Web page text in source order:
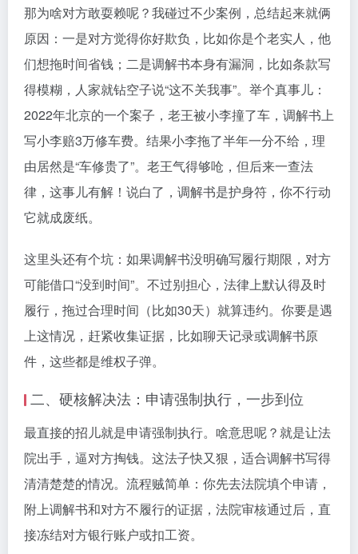
那为啥对方敢耍赖呢？我碰过不少案例，总结起来就俩
原因：一是对方觉得你好欺负，比如你是个老实人，他
们想拖时间省钱；二是调解书本身有漏洞，比如条款写
得模糊，人家就钻空子说“这不关我事”。举个真事儿：
2022年北京的一个案子，老王被小李撞了车，调解书上
写小李赔3万修车费。结果小李拖了半年一分不给，理
由居然是“车修贵了”。老王气得够呛，但后来一查法
律，这事儿有解！说白了，调解书是护身符，你不行动
它就成废纸。
这里头还有个坑：如果调解书没明确写履行期限，对方
可能借口“没到时间”。不过别担心，法律上默认得及时
履行，拖过合理时间（比如30天）就算违约。你要是遇
上这情况，赶紧收集证据，比如聊天记录或调解书原
件，这些都是维权子弹。
二、硬核解决法：申请强制执行，一步到位
最直接的招儿就是申请强制执行。啥意思呢？就是让法
院出手，逼对方掏钱。这法子快又狠，适合调解书写得
清清楚楚的情况。流程贼简单：你先去法院填个申请，
附上调解书和对方不履行的证据，法院审核通过后，直
接冻结对方银行账户或扣工资。